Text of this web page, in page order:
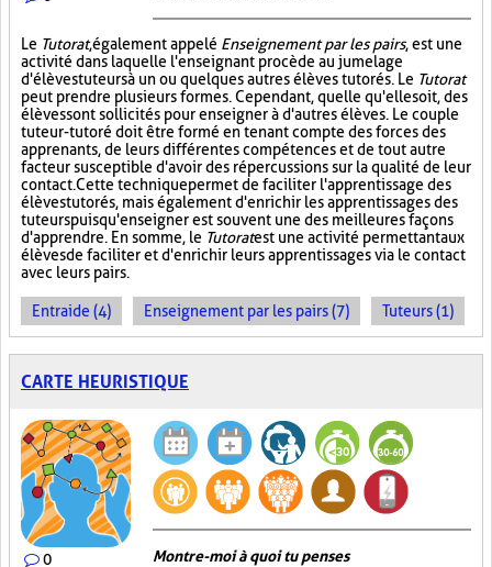
Le Tutorat, également appelé Enseignement par les pairs, est une
activité dans laquelle l'enseignant procède au jumelage
d'élèves tuteurs à un ou quelques autres élèves tutorés. Le Tutorat
peut prendre plusieurs formes. Cependant, quelle qu'elle soit, des
élèves sont sollicités pour enseigner à d'autres élèves. Le couple
tuteur-tutoré doit être formé en tenant compte des forces des
apprenants, de leurs différentes compétences et de tout autre
facteur susceptible d'avoir des répercussions sur la qualité de leur
contact. Cette technique permet de faciliter l'apprentissage des
élèves tutorés, mais également d'enrichir les apprentissages des
tuteurs puisqu'enseigner est souvent une des meilleures façons
d'apprendre. En somme, le Tutoratest une activité permettant aux
élèves de faciliter et d'enrichir leurs apprentissages via le contact
avec leurs pairs.
Entraide (4) Enseignement par les pairs (7) Tuteurs (1)
CARTE HEURISTIQUE
0 Montre-moi à quoi tu penses